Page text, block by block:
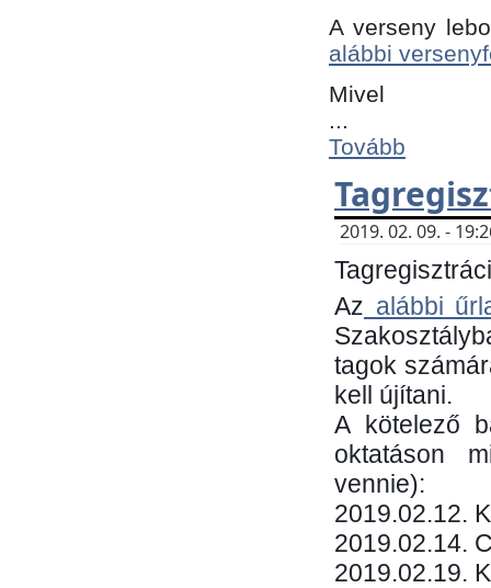
A verseny
alábbi
Mivel
...
Tovább
2019. 02. 09. -
Az alábbi
tagok
kell újítani.
​A kötelező
oktatáson
vennie):
​2019.02.12.
2019.02.14.
2019.02.19.